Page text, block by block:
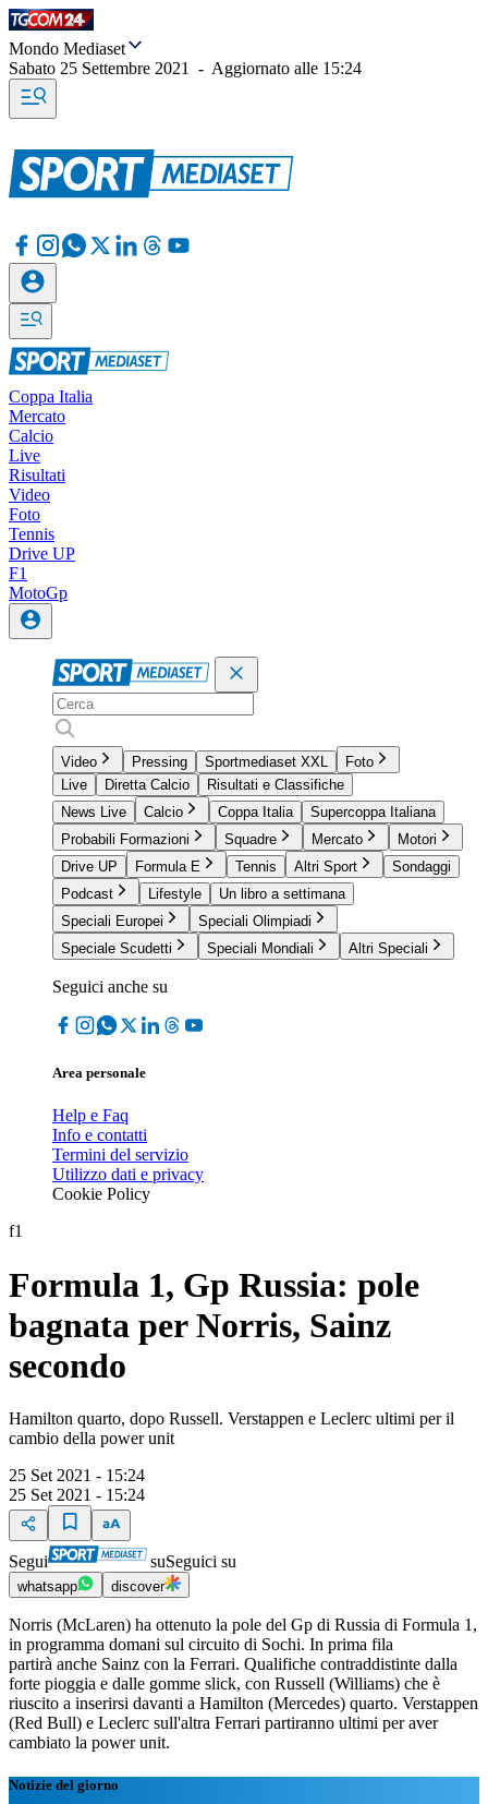
Mondo Mediaset
Sabato 25 Settembre 2021
- Aggiornato alle 15:24
Coppa Italia
Mercato
Calcio
Live
Risultati
Video
Foto
Tennis
Drive UP
F1
MotoGp
Video Pressing Sportmediaset XXL
Foto
Live
Diretta Calcio
Risultati e Classifiche
News Live
Calcio Coppa Italia
Supercoppa Italiana
Probabili Formazioni
Squadre Mercato
Motori
Drive UP
Formula E Tennis Altri Sport
Sondaggi
Podcast
Lifestyle
Un libro a settimana
Speciali Europei
Speciali Olimpiadi
Speciale Scudetti
Speciali Mondiali Altri Speciali
Seguici anche su
Area personale
Help e Faq
Info e contatti
Termini del servizio
Utilizzo dati e privacy
Cookie Policy
f1
Formula 1, Gp Russia: pole
bagnata per Norris, Sainz
secondo
Hamilton quarto, dopo Russell. Verstappen e Leclerc ultimi per il
cambio della power unit
25 Set 2021 - 15:24
25 Set 2021 - 15:24
Segui suSeguici su
whatsapp discover
Norris (McLaren) ha ottenuto la pole del Gp di Russia di Formula 1,
in programma domani sul circuito di Sochi. In prima fila
partirà anche Sainz con la Ferrari. Qualifiche contraddistinte dalla
forte pioggia e dalle gomme slick, con Russell (Williams) che è
riuscito a inserirsi davanti a Hamilton (Mercedes) quarto. Verstappen
(Red Bull) e Leclerc sull'altra Ferrari partiranno ultimi per aver
cambiato la power unit.
Notizie del giorno